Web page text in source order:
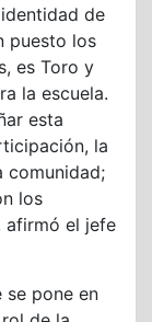
de
puesto los
es Toro y
la escuela.
esta
la
comunidad;
los
afirmó el jefe
se pone en